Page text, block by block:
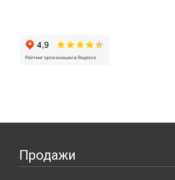
Продажи